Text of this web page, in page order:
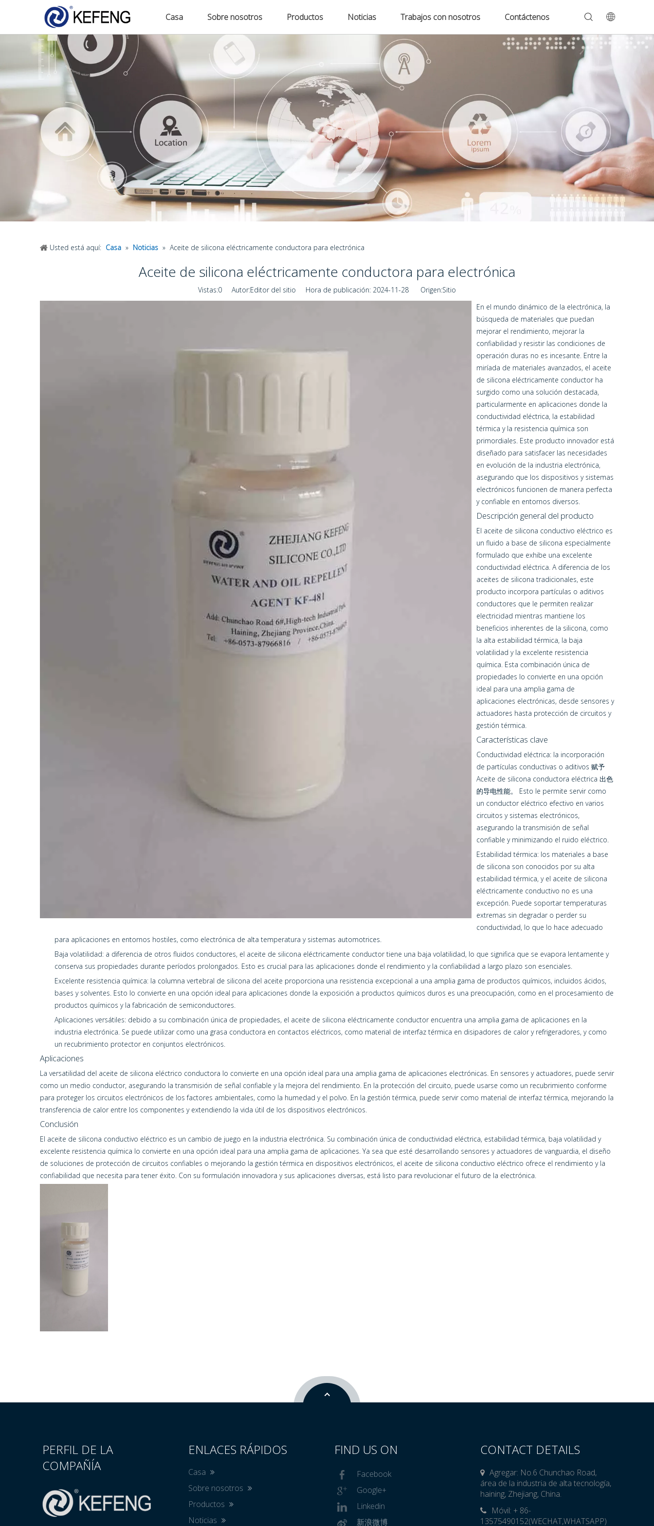
Casa Sobre nosotros Productos Noticias Trabajos con nosotros Contáctenos
Usted está aquí: Casa » Noticias » Aceite de silicona eléctricamente conductora para electrónica
Aceite de silicona eléctricamente conductora para electrónica
Vistas:0 Autor:Editor del sitio Hora de publicación: 2024-11-28 Origen:Sitio
En el mundo dinámico de la electrónica, la
búsqueda de materiales que puedan
mejorar el rendimiento, mejorar la
confiabilidad y resistir las condiciones de
operación duras no es incesante. Entre la
miríada de materiales avanzados, el aceite
de silicona eléctricamente conductor ha
surgido como una solución destacada,
particularmente en aplicaciones donde la
conductividad eléctrica, la estabilidad
térmica y la resistencia química son
primordiales. Este producto innovador está
diseñado para satisfacer las necesidades
en evolución de la industria electrónica,
asegurando que los dispositivos y sistemas
electrónicos funcionen de manera perfecta
y confiable en entornos diversos.
Descripción general del producto
El aceite de silicona conductivo eléctrico es
un fluido a base de silicona especialmente
formulado que exhibe una excelente
conductividad eléctrica. A diferencia de los
aceites de silicona tradicionales, este
producto incorpora partículas o aditivos
conductores que le permiten realizar
electricidad mientras mantiene los
beneficios inherentes de la silicona, como
la alta estabilidad térmica, la baja
volatilidad y la excelente resistencia
química. Esta combinación única de
propiedades lo convierte en una opción
ideal para una amplia gama de
aplicaciones electrónicas, desde sensores y
actuadores hasta protección de circuitos y
gestión térmica.
Características clave
Conductividad eléctrica: la incorporación
de partículas conductivas o aditivos 赋予
Aceite de silicona conductora eléctrica 出色
的导电性能。 Esto le permite servir como
un conductor eléctrico efectivo en varios
circuitos y sistemas electrónicos,
asegurando la transmisión de señal
confiable y minimizando el ruido eléctrico.
Estabilidad térmica: los materiales a base
de silicona son conocidos por su alta
estabilidad térmica, y el aceite de silicona
eléctricamente conductivo no es una
excepción. Puede soportar temperaturas
extremas sin degradar o perder su
conductividad, lo que lo hace adecuado
para aplicaciones en entornos hostiles, como electrónica de alta temperatura y sistemas automotrices.
Baja volatilidad: a diferencia de otros fluidos conductores, el aceite de silicona eléctricamente conductor tiene una baja volatilidad, lo que significa que se evapora lentamente y
conserva sus propiedades durante períodos prolongados. Esto es crucial para las aplicaciones donde el rendimiento y la confiabilidad a largo plazo son esenciales.
Excelente resistencia química: la columna vertebral de silicona del aceite proporciona una resistencia excepcional a una amplia gama de productos químicos, incluidos ácidos,
bases y solventes. Esto lo convierte en una opción ideal para aplicaciones donde la exposición a productos químicos duros es una preocupación, como en el procesamiento de
productos químicos y la fabricación de semiconductores.
Aplicaciones versátiles: debido a su combinación única de propiedades, el aceite de silicona eléctricamente conductor encuentra una amplia gama de aplicaciones en la
industria electrónica. Se puede utilizar como una grasa conductora en contactos eléctricos, como material de interfaz térmica en disipadores de calor y refrigeradores, y como
un recubrimiento protector en conjuntos electrónicos.
Aplicaciones
La versatilidad del aceite de silicona eléctrico conductora lo convierte en una opción ideal para una amplia gama de aplicaciones electrónicas. En sensores y actuadores, puede servir
como un medio conductor, asegurando la transmisión de señal confiable y la mejora del rendimiento. En la protección del circuito, puede usarse como un recubrimiento conforme
para proteger los circuitos electrónicos de los factores ambientales, como la humedad y el polvo. En la gestión térmica, puede servir como material de interfaz térmica, mejorando la
transferencia de calor entre los componentes y extendiendo la vida útil de los dispositivos electrónicos.
Conclusión
El aceite de silicona conductivo eléctrico es un cambio de juego en la industria electrónica. Su combinación única de conductividad eléctrica, estabilidad térmica, baja volatilidad y
excelente resistencia química lo convierte en una opción ideal para una amplia gama de aplicaciones. Ya sea que esté desarrollando sensores y actuadores de vanguardia, el diseño
de soluciones de protección de circuitos confiables o mejorando la gestión térmica en dispositivos electrónicos, el aceite de silicona conductivo eléctrico ofrece el rendimiento y la
confiabilidad que necesita para tener éxito. Con su formulación innovadora y sus aplicaciones diversas, está listo para revolucionar el futuro de la electrónica.
PERFIL DE LA
COMPAÑÍA
ENLACES RÁPIDOS
Casa
Sobre nosotros
Productos
Noticias
FIND US ON
Facebook
Google+
Linkedin
新浪微博
CONTACT DETAILS
Agregar: No.6 Chunchao Road,
área de la industria de alta tecnología,
haining, Zhejiang, China.

Móvil: + 86-
13575490152(WECHAT,WHATSAPP)